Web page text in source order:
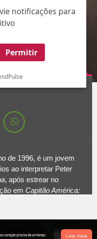
notificações para
Permitir
de 1996, é um jovem
ao interpretar Peter
, após estrear no
em Capitão América:
da
antes da fama, ele
responsável por lavar a
Leia mais